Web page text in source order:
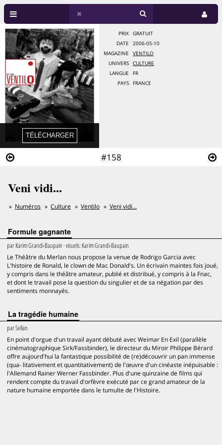
#158
PRIX
GRATUIT
DATE
2006-05-10
MAGAZINE
VENTILO
UNIVERS
CULTURE
LANGUE
FR
PAYS
FRANCE
Veni vidi...
Numéros Culture Ventilo Veni vidi...
Formule gagnante
parKarim Grandi-Baupain · visuels: Karim Grandi-Baupain
Le Théâtre du Merlan nous propose la venue de Rodrigo Garcia avec
L'histoire de Ronald, le clown de Mac Donald's. Un écrivain maintes fois joué,
y compris dans le théâtre amateur, publié et distribué, y compris à la Fnac,
et dont le travail pose la question du singulier et de sa négation par des
sentiments monnayés.
La tragédie humaine
parSellan
En point d'orgue d'un travail ayant débuté avec Weimar En Exil (parallèle
cinématographique Sirk/Fassbinder), le directeur du Miroir Philippe Bérard
offre aujourd'hui la fantastique possibilité de (re)découvrir un pan immense
(qua- litativement et quantitativement) de l'œuvre d'un cinéaste inépuisable :
l'Allemand Rainer Werner Fassbinder. Plus d'une quinzaine de films qui
rendent compte du travail d'orfèvre exécuté par ce grand amateur de la
nature humaine emportée dans le tumulte de l'Histoire.